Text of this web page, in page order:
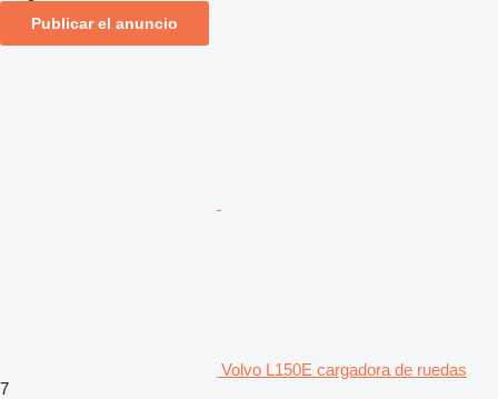
Publicar el anuncio
Volvo L150E cargadora de ruedas
7